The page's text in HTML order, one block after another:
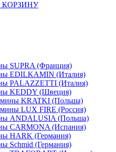
КОРЗИНУ
SUPRA (Франция)
EDILKAMIN (Италия)
PALAZZETTI (Италия)
KEDDY (Швеция)
KRATKI (Польша)
LUX FIRE (Россия)
ANDALUSIA (Польша)
CARMONA (Испания)
HARK (Германия)
Schmid (Германия)